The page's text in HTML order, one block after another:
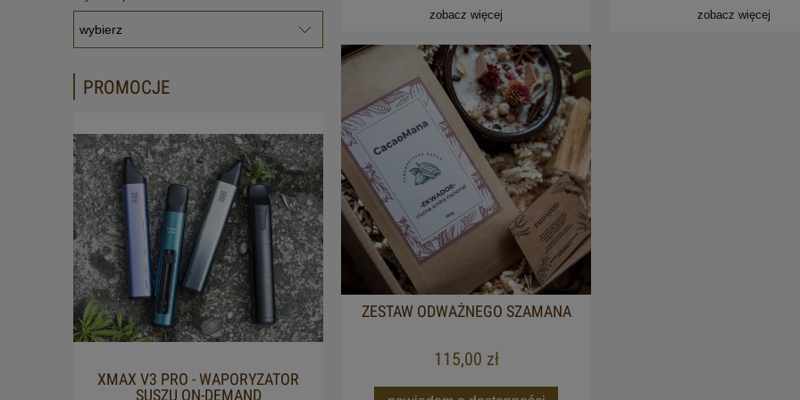
PROMOCJE
XMAX V3 PRO - WAPORYZATOR
SUSZU ON-DEMAND
zobacz więcej zobacz więcej
ZESTAW ODWAŻNEGO SZAMANA
115,00 zł